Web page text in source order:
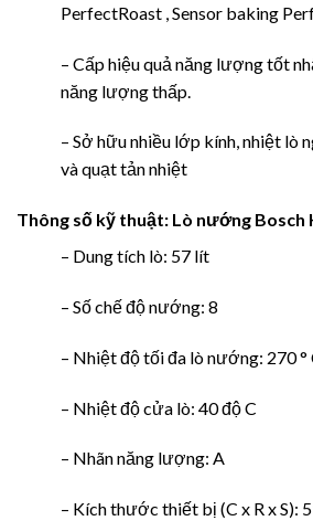
PerfectRoast , Sensor baking
– Cấp hiệu quả năng lượng tốt
năng lượng thấp.
– Sở hữu nhiều lớp kính, nhiệt lò
và quạt tản nhiệt
Thông số kỹ thuật: Lò nướng Bosch
– Dung tích lò: 57 lít
– Số chế độ nướng: 8
– Nhiệt độ tối đa lò nướng: 270 °
– Nhiệt độ cửa lò: 40 độ C
– Nhãn năng lượng: A
– Kích thước thiết bị (C x R x S):